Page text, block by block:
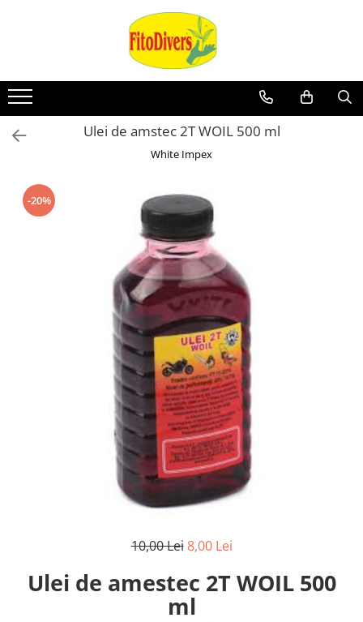
Ulei de amstec 2T WOIL 500 ml
White Impex
-20%
10,00 Lei 8,00 Lei
Ulei de amestec 2T WOIL 500
ml